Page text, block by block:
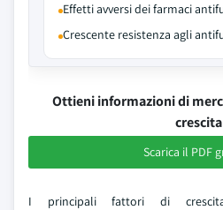
Effetti avversi dei farmaci
Crescente resistenza agli
Ottieni informazioni di
crescita
Scarica il PDF
I principali fattori di